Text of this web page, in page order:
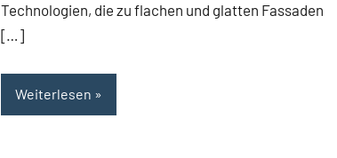
Technologien, die zu flachen und glatten Fassaden
[…]
Weiterlesen